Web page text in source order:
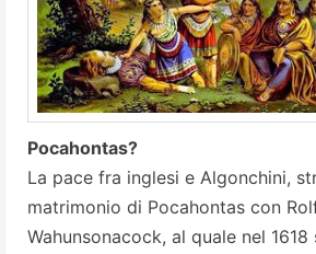
Pocahontas?
La pace fra inglesi e Algonchini,
matrimonio di Pocahontas con
Wahunsonacock, al quale nel 1618